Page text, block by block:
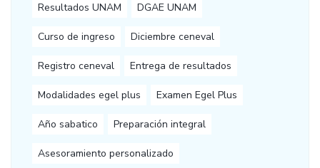
Resultados UNAM DGAE UNAM
Curso de ingreso Diciembre ceneval
Registro ceneval Entrega de resultados
Modalidades egel plus Examen Egel Plus
Año sabatico Preparación integral
Asesoramiento personalizado